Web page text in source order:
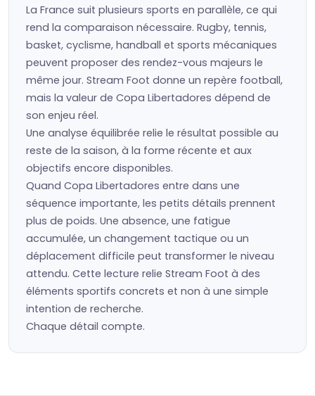
La France suit plusieurs sports en parallèle, ce qui
rend la comparaison nécessaire. Rugby, tennis,
basket, cyclisme, handball et sports mécaniques
peuvent proposer des rendez-vous majeurs le
même jour. Stream Foot donne un repère football,
mais la valeur de Copa Libertadores dépend de
son enjeu réel.
Une analyse équilibrée relie le résultat possible au
reste de la saison, à la forme récente et aux
objectifs encore disponibles.
Quand Copa Libertadores entre dans une
séquence importante, les petits détails prennent
plus de poids. Une absence, une fatigue
accumulée, un changement tactique ou un
déplacement difficile peut transformer le niveau
attendu. Cette lecture relie Stream Foot à des
éléments sportifs concrets et non à une simple
intention de recherche.
Chaque détail compte.